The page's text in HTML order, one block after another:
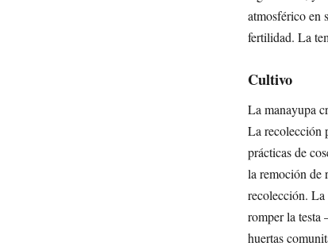
atmosférico en
fertilidad. La
Cultivo
La manayupa
La recolección
prácticas de
la remoción de
recolección.
romper la testa
huertas